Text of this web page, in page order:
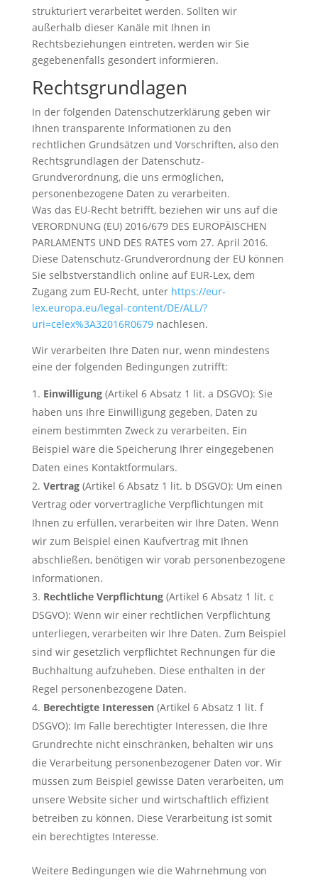
strukturiert verarbeitet werden. Sollten wir
außerhalb dieser Kanäle mit Ihnen in
Rechtsbeziehungen eintreten, werden wir Sie
gegebenenfalls gesondert informieren.
Rechtsgrundlagen
In der folgenden Datenschutzerklärung geben wir
Ihnen transparente Informationen zu den
rechtlichen Grundsätzen und Vorschriften, also den
Rechtsgrundlagen der Datenschutz-
Grundverordnung, die uns ermöglichen,
personenbezogene Daten zu verarbeiten.
Was das EU-Recht betrifft, beziehen wir uns auf die
VERORDNUNG (EU) 2016/679 DES EUROPÄISCHEN
PARLAMENTS UND DES RATES vom 27. April 2016.
Diese Datenschutz-Grundverordnung der EU können
Sie selbstverständlich online auf EUR-Lex, dem
Zugang zum EU-Recht, unter https://eur-
lex.europa.eu/legal-content/DE/ALL/?
uri=celex%3A32016R0679nachlesen.
Wir verarbeiten Ihre Daten nur, wenn mindestens
eine der folgenden Bedingungen zutrifft:
Einwilligung(Artikel 6 Absatz 1 lit. a DSGVO): Sie
haben uns Ihre Einwilligung gegeben, Daten zu
einem bestimmten Zweck zu verarbeiten. Ein
Beispiel wäre die Speicherung Ihrer eingegebenen
Daten eines Kontaktformulars.
Vertrag(Artikel 6 Absatz 1 lit. b DSGVO): Um einen
Vertrag oder vorvertragliche Verpflichtungen mit
Ihnen zu erfüllen, verarbeiten wir Ihre Daten. Wenn
wir zum Beispiel einen Kaufvertrag mit Ihnen
abschließen, benötigen wir vorab personenbezogene
Informationen.
Rechtliche Verpflichtung(Artikel 6 Absatz 1 lit. c
DSGVO): Wenn wir einer rechtlichen Verpflichtung
unterliegen, verarbeiten wir Ihre Daten. Zum Beispiel
sind wir gesetzlich verpflichtet Rechnungen für die
Buchhaltung aufzuheben. Diese enthalten in der
Regel personenbezogene Daten.
Berechtigte Interessen(Artikel 6 Absatz 1 lit. f
DSGVO): Im Falle berechtigter Interessen, die Ihre
Grundrechte nicht einschränken, behalten wir uns
die Verarbeitung personenbezogener Daten vor. Wir
müssen zum Beispiel gewisse Daten verarbeiten, um
unsere Website sicher und wirtschaftlich effizient
betreiben zu können. Diese Verarbeitung ist somit
ein berechtigtes Interesse.
Weitere Bedingungen wie die Wahrnehmung von